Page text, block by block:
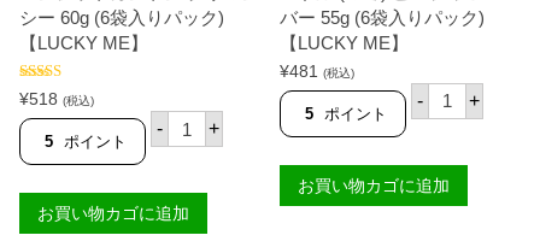
ギ
0
(
入
り
シー 60g (6袋入りパック)
【LUCKY ME】
5段階中
4.25の評
価
¥518 (税込)
5 ポイント
- ラ
ッ
ミ
ー
イ
+
お買い物カゴに追加
バー 55g (6袋入りパック)
【LUCKY ME】
¥481 (税込)
5 ポイント
- ラ
ッ
ミ
ー
イ
+
お買い物カゴに追加